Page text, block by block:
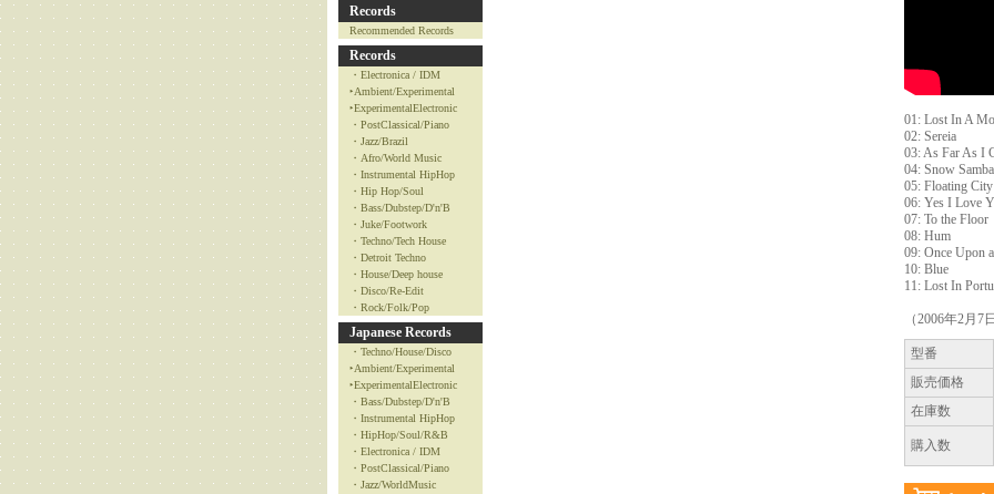
Records
Recommended Records
Records
・Electronica / IDM
‣Ambient/Experimental
‣ExperimentalElectronic
・PostClassical/Piano
・Jazz/Brazil
・Afro/World Music
・Instrumental HipHop
・Hip Hop/Soul
・Bass/Dubstep/D'n'B
・Juke/Footwork
・Techno/Tech House
・Detroit Techno
・House/Deep house
・Disco/Re-Edit
・Rock/Folk/Pop
Japanese Records
・Techno/House/Disco
‣Ambient/Experimental
‣ExperimentalElectronic
・Bass/Dubstep/D'n'B
・Instrumental HipHop
・HipHop/Soul/R&B
・Electronica / IDM
・PostClassical/Piano
・Jazz/WorldMusic
01: Lost In A
02: Sereia
03: As Far As I
04: Snow Samba
05: Floating City
06: Yes I Love
07: To the Floor
08: Hum
09: Once Upon
10: Blue
11: Lost In
（2006年2月7
型番
販売価格
在庫数
購入数